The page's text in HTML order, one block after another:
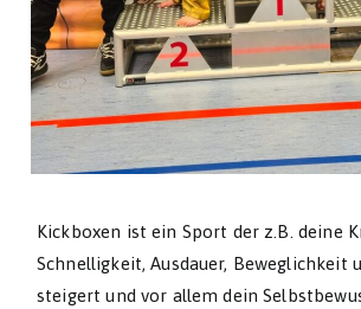
Kickboxen ist ein Sport der z.B. deine
Schnelligkeit, Ausdauer, Beweglichkeit
steigert und vor allem dein